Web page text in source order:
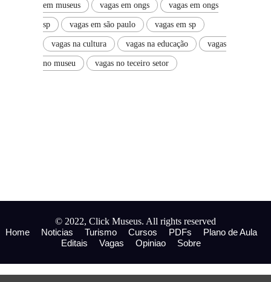
em museus vagas em ongs vagas em ongs
sp vagas em são paulo vagas em sp
vagas na cultura vagas na educação vagas
no museu vagas no teceiro setor
© 2022, Click Museus. All rights reserved
Home
Noticias Turismo Cursos PDFs
Plano de Aula
Editais
Vagas Opiniao Sobre